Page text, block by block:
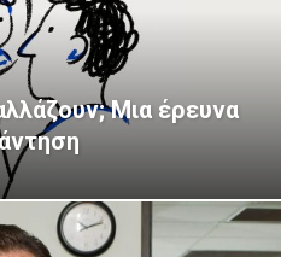
Μια έρευνα